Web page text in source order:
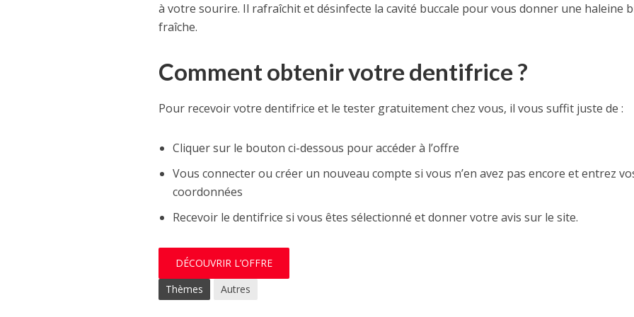
à votre sourire. Il rafraîchit et désinfecte la cavité buccale pour vous donner une haleine
fraîche.
Comment obtenir votre dentifrice ?
Pour recevoir votre dentifrice et le tester gratuitement chez vous, il vous suffit juste de :
Cliquer sur le bouton ci-dessous pour accéder à l’offre
Vous connecter ou créer un nouveau compte si vous n’en avez pas encore et entrez
coordonnées
Recevoir le dentifrice si vous êtes sélectionné et donner votre avis sur le site.
DÉCOUVRIR L’OFFRE
Thèmes
Autres